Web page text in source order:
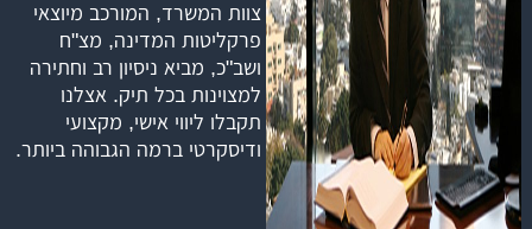
צוות המשרד, המורכב מיוצאי
פרקליטות המדינה, מצ"ח
ושב"כ, מביא ניסיון רב וחתירה
למצוינות בכל תיק. אצלנו
תקבלו ליווי אישי, מקצועי
ודיסקרטי ברמה הגבוהה ביותר.